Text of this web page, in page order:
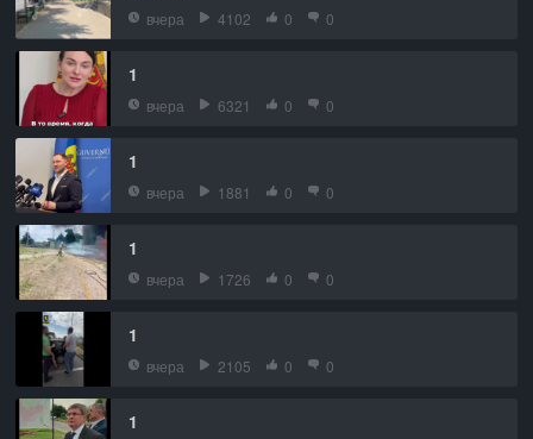
вчера 4102 0 0
1
вчера 6321 0 0
1
вчера 1881 0 0
1
вчера 1726 0 0
1
вчера 2105 0 0
1